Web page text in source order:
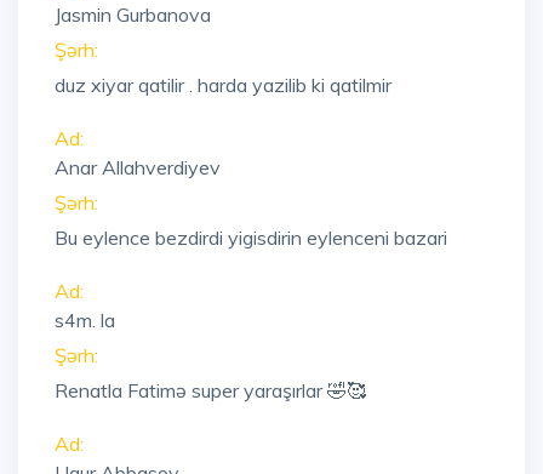
Jasmin Gurbanova
Şərh:
duz xiyar qatilir . harda yazilib ki qatilmir
Ad:
Anar Allahverdiyev
Şərh:
Bu eylence bezdirdi yigisdirin eylenceni bazari
Ad:
s4m. la
Şərh:
Renatla Fatimə super yaraşırlar 🤣🥰
Ad: